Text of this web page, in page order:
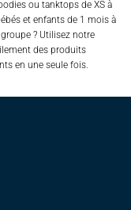
ou tanktops de XS à
et enfants de 1 mois à
? Utilisez notre
des produits
en une seule fois.